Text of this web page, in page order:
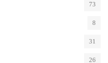
73
8
31
26